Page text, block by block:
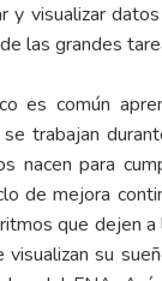
y visualizar
las grandes
es común
trabajan
para
de mejora
que dejen
su